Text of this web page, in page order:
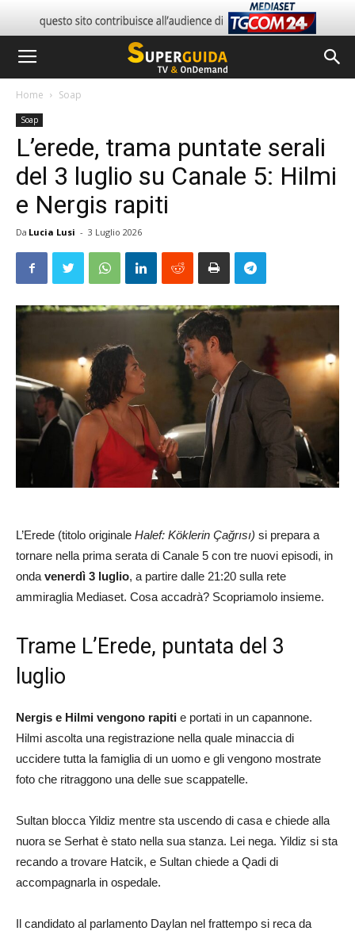
Home Soap
Soap
L’erede, trama puntate serali
del 3 luglio su Canale 5: Hilmi
e Nergis rapiti
Da Lucia Lusi - 3 Luglio 2026
L’Erede (titolo originale Halef: Köklerin Çağrısı) si prepara a
tornare nella prima serata di Canale 5 con tre nuovi episodi, in
onda venerdì 3 luglio, a partire dalle 21:20 sulla rete
ammiraglia Mediaset. Cosa accadrà? Scopriamolo insieme.
Trame L’Erede, puntata del 3
luglio
Nergis e Hilmi vengono rapiti e portati in un capannone.
Hilmi ascolta una registrazione nella quale minaccia di
uccidere tutta la famiglia di un uomo e gli vengono mostrate
foto che ritraggono una delle sue scappatelle.
Sultan blocca Yildiz mentre sta uscendo di casa e chiede alla
nuora se Serhat è stato nella sua stanza. Lei nega. Yildiz si sta
recando a trovare Hatcik, e Sultan chiede a Qadi di
accompagnarla in ospedale.
Il candidato al parlamento Daylan nel frattempo si reca da